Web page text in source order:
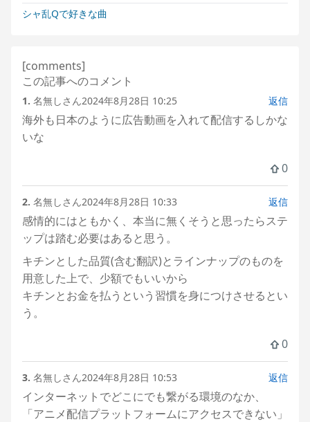
シャ乱Qで好きな曲
この記事へのコメント
1. 名無しさん2024年8月28日 10:25 返信
海外も日本のように広告動画を入れて配信するしかな
いな
0
2. 名無しさん2024年8月28日 10:33 返信
感情的にはともかく、本当に無くそうと思ったらステ
ップは踏む必要はあると思う。
キチンとした品質(含む翻訳)とラインナップのものを
用意した上で、少額でもいいから
キチンとお金を払うという習慣を身につけさせるとい
う。
0
3. 名無しさん2024年8月28日 10:53 返信
インターネットでどこにでも繋がる環境のなか、
「アニメ配信プラットフォームにアクセスできない」